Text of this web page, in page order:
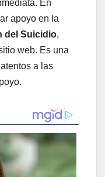
En
apoyo en la
del Suicidio,
web. Es una
a las